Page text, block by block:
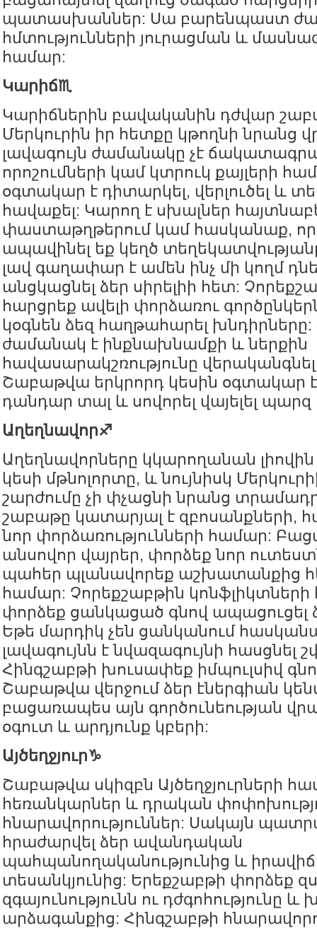
պատասխաններ: Սա բարենպաստ
հմտությունների յուրացման և
համար:
Կարիճ♏️
Կարիճներին բավականին դժվար
Մերկուրին իր հետքը կթողնի նրանց
լավագույն ժամանակը չէ
որոշումների կամ կտրուկ քայլերի
օգտակար է դիտարկել, վերլուծել և
հավաքել: Կարող է սխալներ
փաստաթղթերում կամ հասկանաք,
ապավինել եք կեղծ
լավ գաղափար է ամեն ինչ մի կողմ
անցկացնել ձեր սիրելիի հետ:
հարցրեք ավելի փորձառու
կօգնեն ձեզ հաղթահարել
ժամանակ է ինքնախնամքի և ներքին
հավասարակշռությունը
Շաբաթվա երկրորդ կեսին օգտակար
դանդար տալ և սովորել վայելել
Աղեղնավոր♐️
Աղեղնավորները կկարողանան
կեսի մթնոլորտը, և նույնիսկ
շարժումը չի փչացնի նրանց
շաբաթը կատարյալ է զբոսանքների,
նոր փորձառությունների համար:
անսովոր վայրեր, փորձեք նոր
պահեր պլանավորեք աշխատանքից
համար: Չորեքշաբթին կոնֆլիկտների
փորձեք ցանկացած գնով ապացուցել
Եթե մարդիկ չեն ցանկանում
լավագույնն է նվազագույնի հասցնել
Հինգշաբթի խուսափեք իմպուլսիվ
Շաբաթվա վերջում ձեր էներգիան
բացառապես այն գործունեության
օգուտ և արդյունք կբերի:
Այծեղջյուր♑️
Շաբաթվա սկիզբն Այծեղջյուրների
հեռանկարներ և դրական
հնարավորություններ: Սակայն
հրաժարվել ձեր ավանդական
պահպանողականությունից և
տեսանկյունից: Երեքշաբթի փորձեք
զգայունությունն ու դժգոհությունը
արձագանքից: Հինգշաբթի